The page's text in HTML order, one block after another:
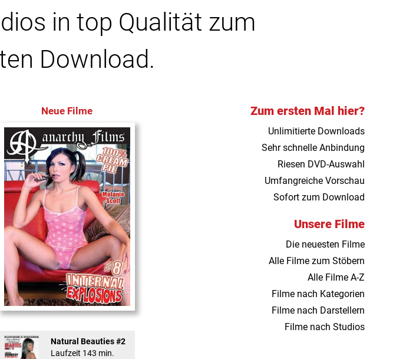
in top Qualität zum
Download.
Neue Filme
Internal Explosionen
Natural Beauties #2
Laufzeit 143 min.
Zum ersten Mal hier?
Unlimitierte Downloads
Sehr schnelle Anbindung
Riesen DVD-Auswahl
Umfangreiche Vorschau
Sofort zum Download
Unsere Filme
Die neuesten Filme
Alle Filme zum Stöbern
Alle Filme A-Z
Filme nach Kategorien
Filme nach Darstellern
Filme nach Studios